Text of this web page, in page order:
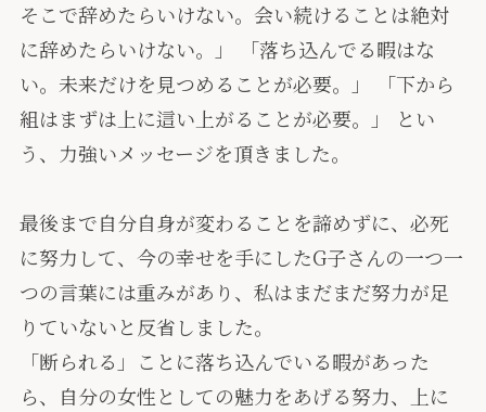
そこで辞めたらいけない。会い続けることは絶対
に辞めたらいけない。」 「落ち込んでる暇はな
い。未来だけを見つめることが必要。」 「下から
組はまずは上に這い上がることが必要。」 とい
う、力強いメッセージを頂きました。
最後まで自分自身が変わることを諦めずに、必死
に努力して、今の幸せを手にしたG子さんの一つ一
つの言葉には重みがあり、私はまだまだ努力が足
りていないと反省しました。
「断られる」ことに落ち込んでいる暇があった
ら、自分の女性としての魅力をあげる努力、上に